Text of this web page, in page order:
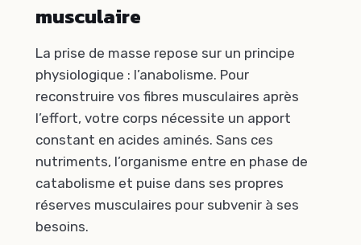
musculaire
La prise de masse repose sur un principe
physiologique : l’anabolisme. Pour
reconstruire vos fibres musculaires après
l’effort, votre corps nécessite un apport
constant en acides aminés. Sans ces
nutriments, l’organisme entre en phase de
catabolisme et puise dans ses propres
réserves musculaires pour subvenir à ses
besoins.